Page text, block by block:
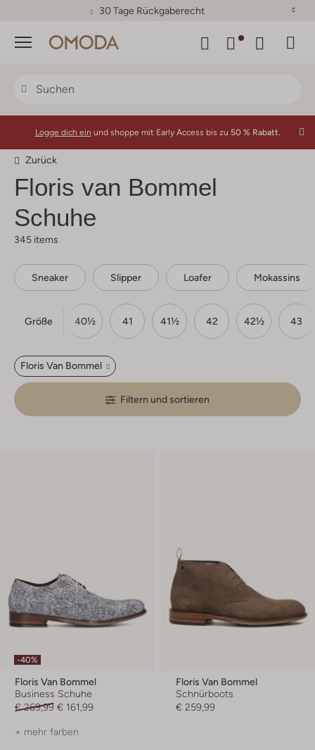
30 Tage Rückgaberecht
Menü
Logge dich ein und shoppe mit Early Access bis zu 50 % Rabatt.
Zurück
Floris van Bommel
Schuhe
345 items
Sneaker Slipper Loafer Mokassins
Größe
40 40½ 41 41½ 42 42½ 43
Floris Van Bommel
Filtern und sortieren
-40%
Floris Van Bommel
Business Schuhe
€ 269,99 € 161,99
+ mehr farben
Floris Van Bommel
Schnürboots
€ 259,99